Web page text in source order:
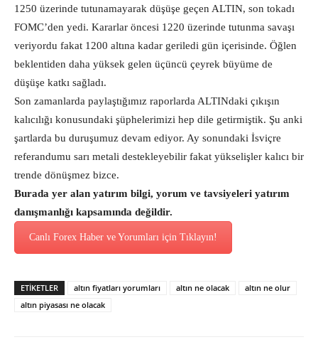
1250 üzerinde tutunamayarak düşüşe geçen ALTIN, son tokadı
FOMC’den yedi. Kararlar öncesi 1220 üzerinde tutunma savaşı
veriyordu fakat 1200 altına kadar geriledi gün içerisinde. Öğlen
beklentiden daha yüksek gelen üçüncü çeyrek büyüme de
düşüşe katkı sağladı.
Son zamanlarda paylaştığımız raporlarda ALTINdaki çıkışın
kalıcılığı konusundaki şüphelerimizi hep dile getirmiştik. Şu anki
şartlarda bu duruşumuz devam ediyor. Ay sonundaki İsviçre
referandumu sarı metali destekleyebilir fakat yükselişler kalıcı bir
trende dönüşmez bizce.
Burada yer alan yatırım bilgi, yorum ve tavsiyeleri yatırım
danışmanlığı kapsamında değildir.
Canlı Forex Haber ve Yorumları için Tıklayın!
ETİKETLER altın fiyatları yorumları altın ne olacak
altın ne olur
altın piyasası ne olacak